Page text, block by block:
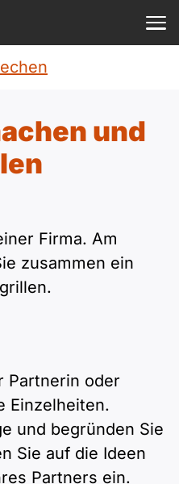
ist kostenlos?
und
Firma. Am
zusammen ein
Partnerin oder
Einzelheiten.
und begründen Sie
Sie auf die Ideen
Partners ein.